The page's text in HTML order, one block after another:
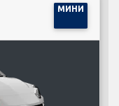
МИНИ